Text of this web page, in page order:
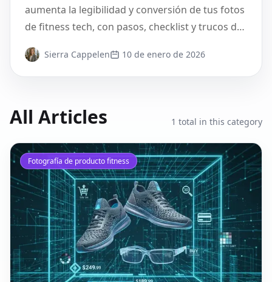
aumenta la legibilidad y conversión de tus fotos
de fitness tech, con pasos, checklist y trucos de
Sierra Cappelen 10 de enero de 2026
All Articles 1 total in this category
Fotografía de producto fitness